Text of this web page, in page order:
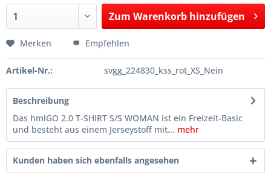
Zum Warenkorb hinzufügen
Merken Empfehlen
Artikel-Nr.: svgg_224830_kss_rot_XS_Nein
Beschreibung
Das hmlGO 2.0 T-SHIRT S/S WOMAN ist ein Freizeit-Basic
und besteht aus einem Jerseystoff mit... mehr
Kunden haben sich ebenfalls angesehen